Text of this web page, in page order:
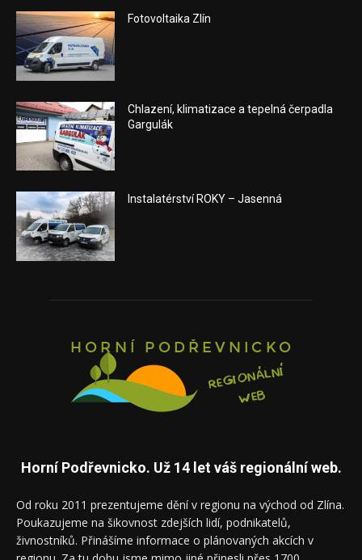
Fotovoltaika Zlín
Chlazení, klimatizace a tepelná čerpadla
Gargulák
Instalatérství ROKY – Jasenná
Horní Podřevnicko. Už 14 let váš regionální web.
Od roku 2011 prezentujeme dění v regionu na východ od Zlína.
Poukazujeme na šikovnost zdejších lidí, podnikatelů,
živnostníků. Přinášíme informace o plánovaných akcích v